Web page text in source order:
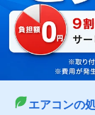
メール
エアコンの